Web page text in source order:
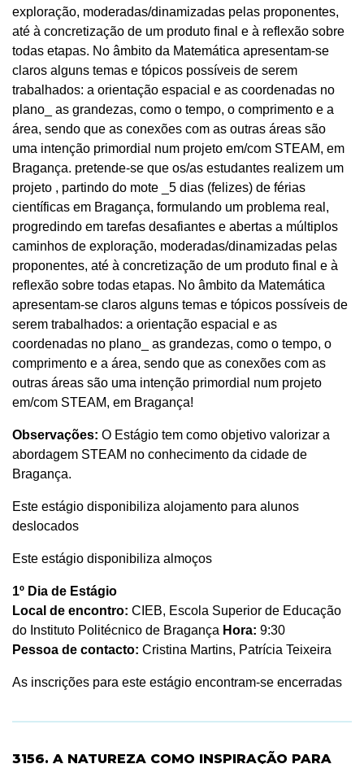
exploração, moderadas/dinamizadas pelas proponentes,
até à concretização de um produto final e à reflexão sobre
todas etapas. No âmbito da Matemática apresentam-se
claros alguns temas e tópicos possíveis de serem
trabalhados: a orientação espacial e as coordenadas no
plano_ as grandezas, como o tempo, o comprimento e a
área, sendo que as conexões com as outras áreas são
uma intenção primordial num projeto em/com STEAM, em
Bragança. pretende-se que os/as estudantes realizem um
projeto , partindo do mote _5 dias (felizes) de férias
científicas em Bragança, formulando um problema real,
progredindo em tarefas desafiantes e abertas a múltiplos
caminhos de exploração, moderadas/dinamizadas pelas
proponentes, até à concretização de um produto final e à
reflexão sobre todas etapas. No âmbito da Matemática
apresentam-se claros alguns temas e tópicos possíveis de
serem trabalhados: a orientação espacial e as
coordenadas no plano_ as grandezas, como o tempo, o
comprimento e a área, sendo que as conexões com as
outras áreas são uma intenção primordial num projeto
em/com STEAM, em Bragança!
Observações: O Estágio tem como objetivo valorizar a
abordagem STEAM no conhecimento da cidade de
Bragança.
Este estágio disponibiliza alojamento para alunos
deslocados
Este estágio disponibiliza almoços
1º Dia de Estágio
Local de encontro: CIEB, Escola Superior de Educação
do Instituto Politécnico de Bragança Hora: 9:30
Pessoa de contacto: Cristina Martins, Patrícia Teixeira
As inscrições para este estágio encontram-se encerradas
3156. A NATUREZA COMO INSPIRAÇÃO PARA